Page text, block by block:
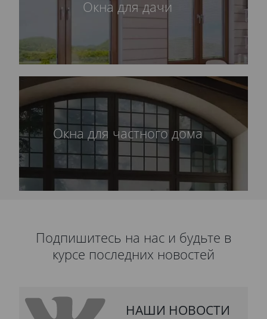
Окна для дачи
Окна для частного дома
Подпишитесь на нас и будьте в
курсе последних новостей
НАШИ НОВОСТИ